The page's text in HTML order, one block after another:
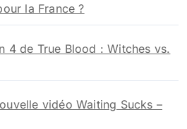
la France ?
4 de True Blood : Witches vs.
vidéo Waiting Sucks –